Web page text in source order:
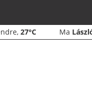
27°C Ma